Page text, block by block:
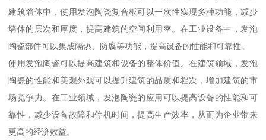
建筑墙体中，使用发泡陶瓷复合板可以一次性实现多种功能，减少
墙体的层次和厚度，提高建筑的空间利用率。在工业设备中，发泡
陶瓷部件可以集成隔热、防腐等功能，提高设备的性能和可靠性。
使用发泡陶瓷可以提高建筑和设备的整体价值。在建筑领域，发泡
陶瓷的性能和美观外观可以提升建筑的品质和档次，增加建筑的市
场竞争力。在工业领域，发泡陶瓷的应用可以提高设备的性能和可
靠性，减少设备故障和停机时间，提高生产效率，从而为企业带来
更高的经济效益。